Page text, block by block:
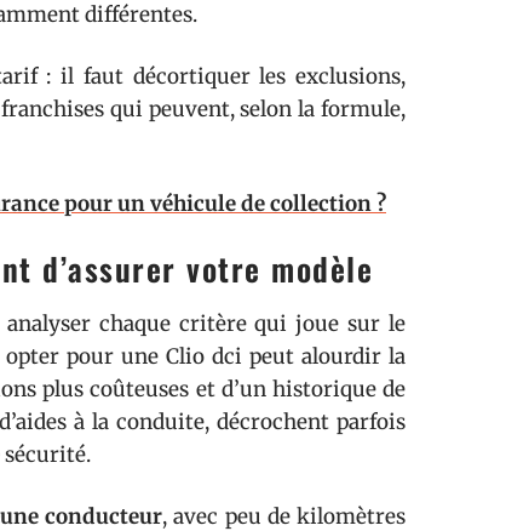
différentes.
: il faut décortiquer les exclusions,
qui peuvent, selon la formule,
pour un véhicule de collection ?
d’assurer votre modèle
chaque critère qui joue sur le
pour une Clio dci peut alourdir la
plus coûteuses et d’un historique de
à la conduite, décrochent parfois
sécurité.
conducteur, avec peu de kilomètres